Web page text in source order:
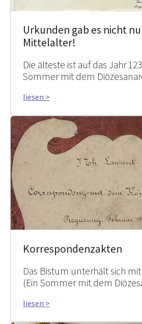
Urkunden gab es nicht
Mittelalter!
Die älteste ist auf das Jahr
Sommer mit dem
liesen >
Korrespondenzakten
Das Bistum unterhält sich
(Ein Sommer mit dem
liesen >